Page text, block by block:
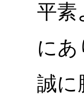
平素
に
誠に